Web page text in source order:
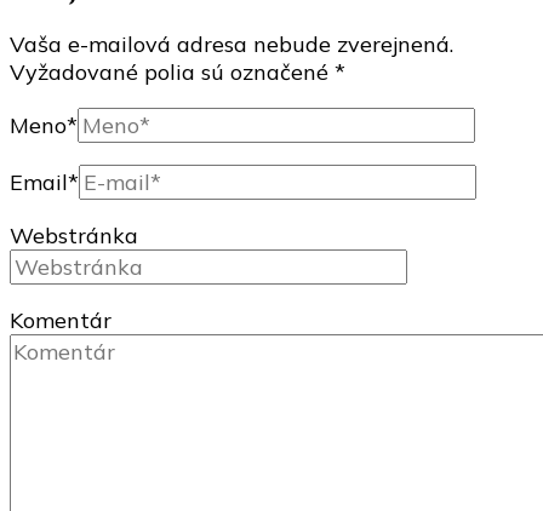
Vaša e-mailová adresa nebude zverejnená.
Vyžadované polia sú označené *
Meno*
Email*
Webstránka
Komentár